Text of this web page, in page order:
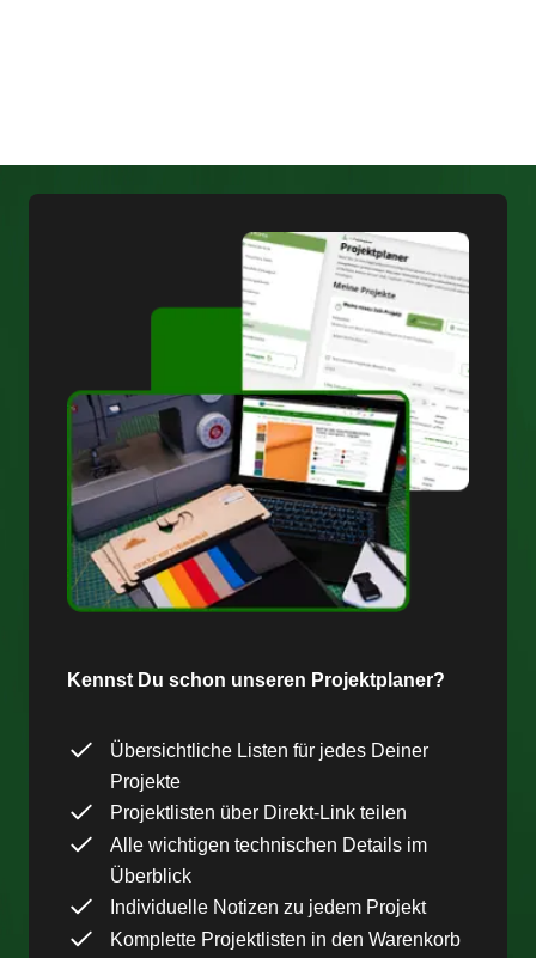
Kennst Du schon unseren Projektplaner?
Übersichtliche Listen für jedes Deiner
Projekte
Projektlisten über Direkt-Link teilen
Alle wichtigen technischen Details im
Überblick
Individuelle Notizen zu jedem Projekt
Komplette Projektlisten in den Warenkorb